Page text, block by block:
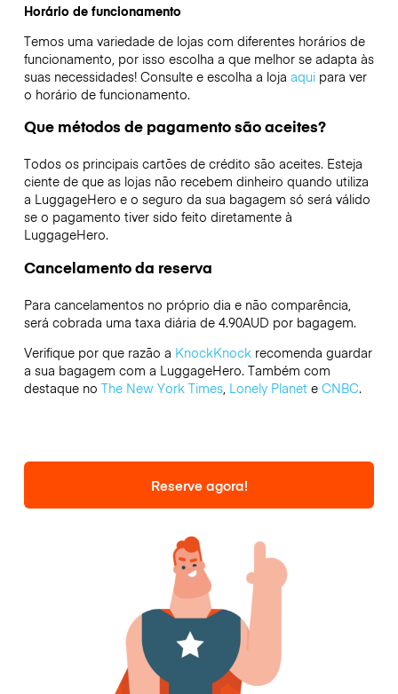
Horário de funcionamento
Temos uma variedade de lojas com diferentes horários de
funcionamento, por isso escolha a que melhor se adapta às
suas necessidades! Consulte e escolha a loja aquipara ver
o horário de funcionamento.
Que métodos de pagamento são aceites?
Todos os principais cartões de crédito são aceites. Esteja
ciente de que as lojas não recebem dinheiro quando utiliza
a LuggageHero e o seguro da sua bagagem só será válido
se o pagamento tiver sido feito diretamente à
LuggageHero.
Cancelamento da reserva
Para cancelamentos no próprio dia e não comparência,
será cobrada uma taxa diária de 4.90AUD por bagagem.
Verifique por que razão a KnockKnockrecomenda guardar
a sua bagagem com a LuggageHero. Também com
destaque no The New York Times, Lonely Planete CNBC.
Reserve agora!